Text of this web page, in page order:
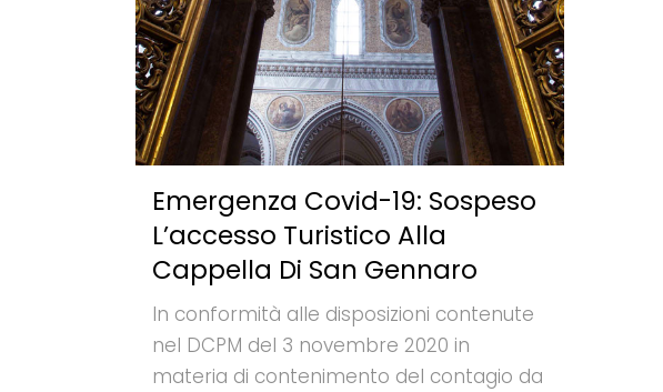
Emergenza Covid-19: Sospeso
L’accesso Turistico Alla
Cappella Di San Gennaro
In conformità alle disposizioni contenute
nel DCPM del 3 novembre 2020 in
materia di contenimento del contagio da